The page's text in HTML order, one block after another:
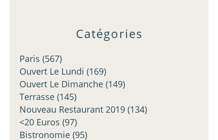
Catégories
Paris (567)
Ouvert Le Lundi (169)
Ouvert Le Dimanche (149)
Terrasse (145)
Nouveau Restaurant 2019 (134)
<20 Euros (97)
Bistronomie (95)